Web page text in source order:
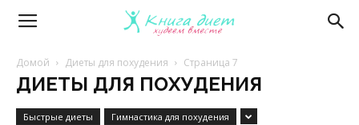
Книга
диет
Домой Диеты для похудения Страница 7
ДИЕТЫ ДЛЯ ПОХУДЕНИЯ
Быстрые диеты Гимнастика для похудения